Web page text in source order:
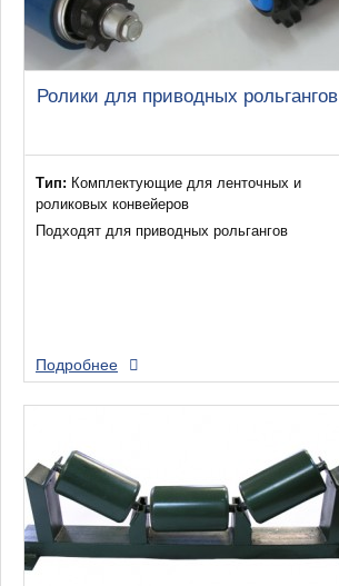
Ролики для приводных рольгангов
Тип: Комплектующие для ленточных и
роликовых конвейеров
Подходят для приводных рольгангов
Подробнее